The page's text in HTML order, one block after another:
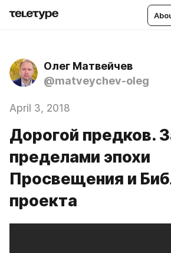
Олег Матвейчев
@matveychev-oleg
April 3, 2018
Дорогой предков.
пределами эпохи
Просвещения и
проекта